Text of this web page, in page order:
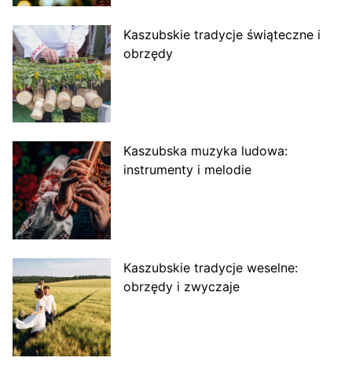
Kaszubskie tradycje świąteczne i
obrzędy
Kaszubska muzyka ludowa:
instrumenty i melodie
Kaszubskie tradycje weselne:
obrzędy i zwyczaje